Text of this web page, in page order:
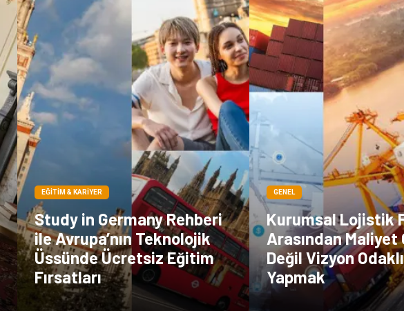
EĞITIM & KARIYER
Study in Germany Rehberi
ile Avrupa’nın Teknolojik
Üssünde Ücretsiz Eğitim
Fırsatları
GENEL
Kurumsal Lojistik
Arasından Maliyet
Değil Vizyon
Yapmak